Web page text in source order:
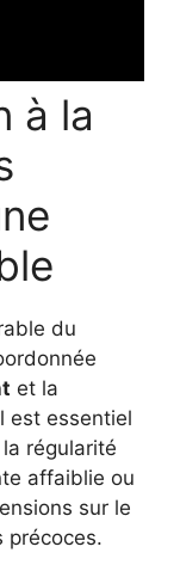
à la
du
et la
est essentiel
régularité
affaiblie ou
sur le
précoces.